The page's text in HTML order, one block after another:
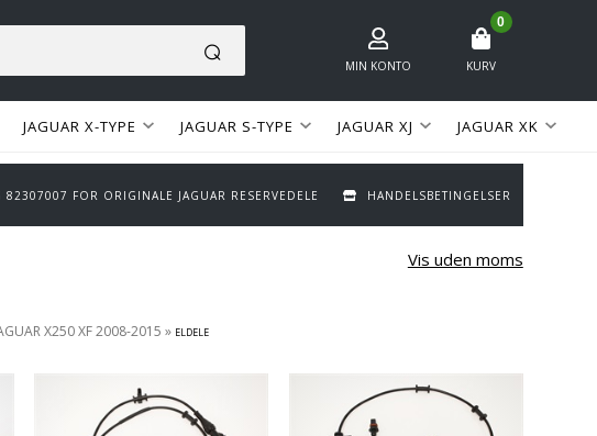
MIN KONTO
0
KURV
JAGUAR X-TYPE JAGUAR S-TYPE JAGUAR XJ JAGUAR XK
82307007 FOR ORIGINALE JAGUAR RESERVEDELE HANDELSBETINGELSER
X250 XF 2008-2015 » ELDELE
Vis uden moms